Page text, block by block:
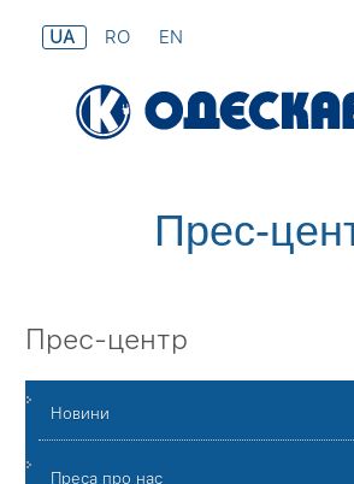
UA RO EN
Прес-
Прес-центр
Новини
Преса про нас